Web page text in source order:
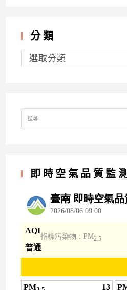
分類
分
類選取分類
Search
for:
即時空氣品質監測